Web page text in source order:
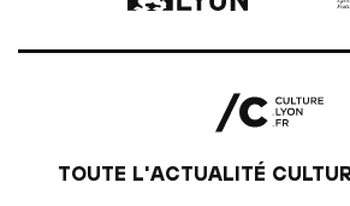
TOUTE L'ACTUALITÉ